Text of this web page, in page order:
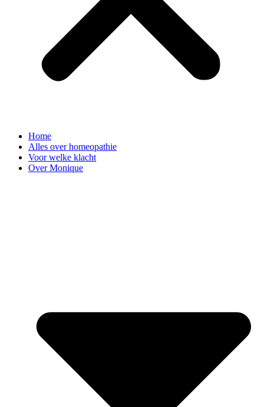
Home
Alles over homeopathie
Voor welke klacht
Over Monique